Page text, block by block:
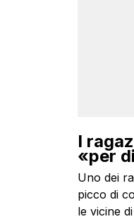
I
«per
Uno dei
picco di
le vicine